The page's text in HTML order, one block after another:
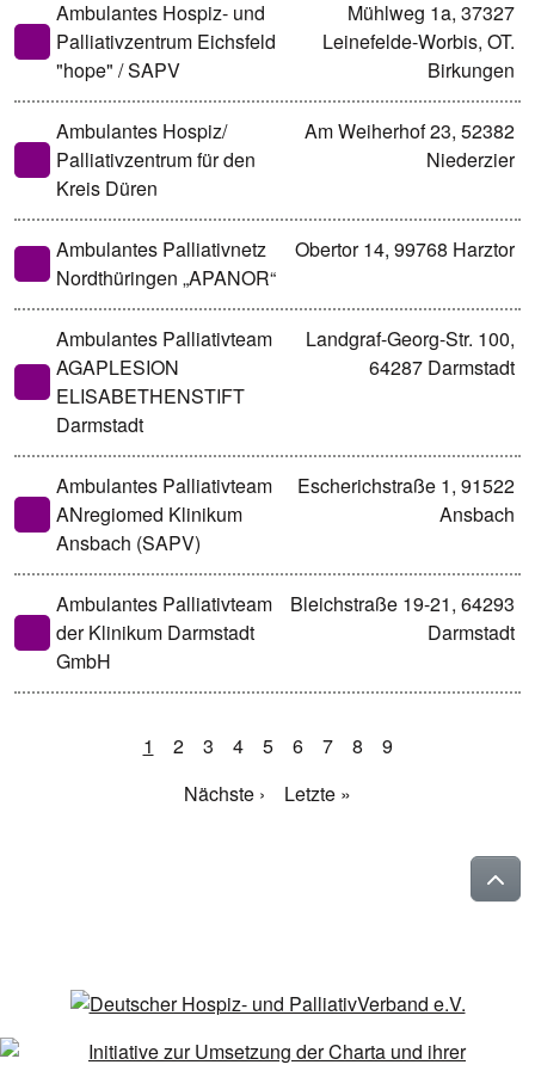
Ambulantes Hospiz- und
Palliativzentrum Eichsfeld
"hope" / SAPV
Mühlweg 1a, 37327
Leinefelde-Worbis, OT.
Birkungen
Ambulantes Hospiz/
Palliativzentrum für den
Kreis Düren
Am Weiherhof 23, 52382
Niederzier
Ambulantes Palliativnetz
Nordthüringen „APANOR“
Obertor 14, 99768 Harztor
Ambulantes Palliativteam
AGAPLESION
ELISABETHENSTIFT
Darmstadt
Landgraf-Georg-Str. 100,
64287 Darmstadt
Ambulantes Palliativteam
ANregiomed Klinikum
Ansbach (SAPV)
Escherichstraße 1, 91522
Ansbach
Ambulantes Palliativteam
der Klinikum Darmstadt
GmbH
Bleichstraße 19-21, 64293
Darmstadt
1 2 3 4 5 6 7 8
9
Nächste ›
Letzte »